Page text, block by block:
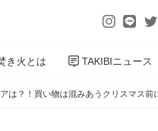
き火とは TAKIBIニュース
は？！買い物は混みあうクリスマス前